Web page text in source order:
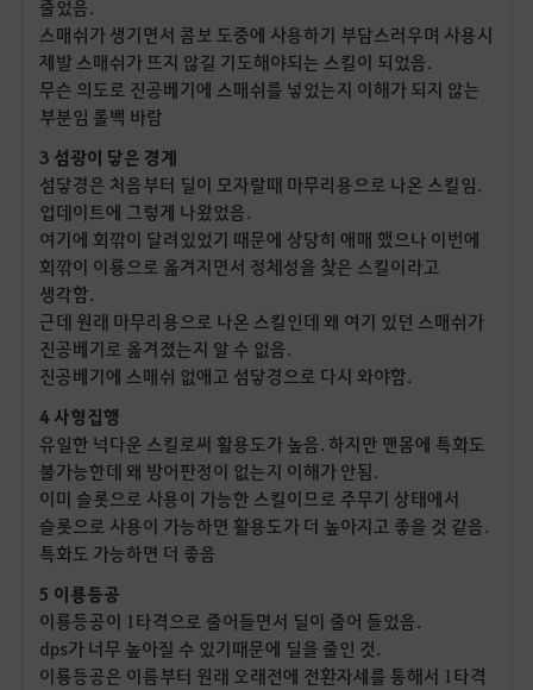
줄었음.
스매쉬가 생기면서 콤보 도중에 사용하기 부담스러우며 사용시
제발 스매쉬가 뜨지 않길 기도해야되는 스킬이 되었음.
무슨 의도로 진공베기에 스매쉬를 넣었는지 이해가 되지 않는
부분임 롤백 바람
3 섬광이 닿은 경계
섬닿경은 처음부터 딜이 모자랄때 마무리용으로 나온 스킬임.
업데이트에 그렇게 나왔었음.
여기에 회깎이 달려있었기 때문에 상당히 애매 했으나 이번에
회깎이 이룡으로 옮겨지면서 정체성을 찾은 스킬이라고
생각함.
근데 원래 마무리용으로 나온 스킬인데 왜 여기 있던 스매쉬가
진공베기로 옮겨졌는지 알 수 없음.
진공베기에 스매쉬 없애고 섬닿경으로 다시 와야함.
4 사형집행
유일한 넉다운 스킬로써 활용도가 높음. 하지만 맨몸에 특화도
불가능한데 왜 방어판정이 없는지 이해가 안됨.
이미 슬롯으로 사용이 가능한 스킬이므로 주무기 상태에서
슬롯으로 사용이 가능하면 활용도가 더 높아지고 좋을 것 같음.
특화도 가능하면 더 좋음
5 이룡등공
이룡등공이 1타격으로 줄어들면서 딜이 줄어 들었음.
dps가 너무 높아질 수 있기때문에 딜을 줄인 것.
이룡등공은 이름부터 원래 오래전에 전환자세를 통해서 1타격